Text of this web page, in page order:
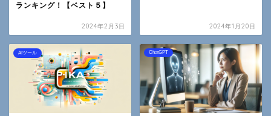
ランキング！【ベスト５】
2024年2月3日 2024年1月20日
AIツール ChatGPT